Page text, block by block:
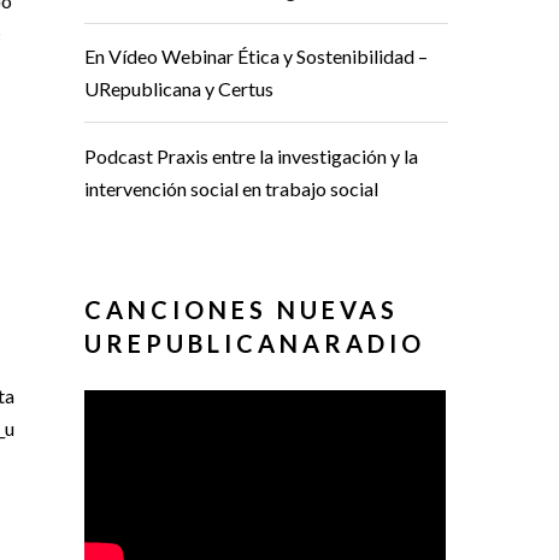
En Vídeo Webinar Ética y Sostenibilidad –
URepublicana y Certus
Podcast Praxis entre la investigación y la
intervención social en trabajo social
CANCIONES NUEVAS
UREPUBLICANARADIO